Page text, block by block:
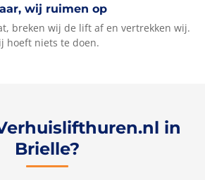
wij ruimen op
breken wij de lift af en vertrekken wij.
hoeft niets te doen.
in
Brielle?